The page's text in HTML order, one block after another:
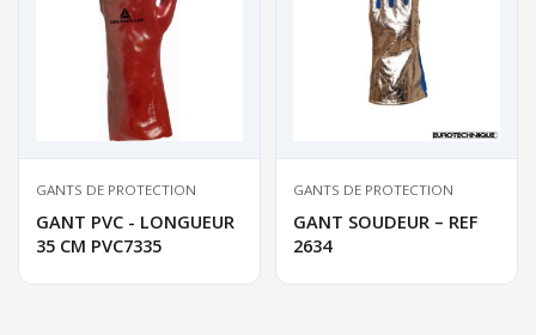
GANTS DE PROTECTION
GANT PVC - LONGUEUR
35 CM PVC7335
GANTS DE PROTECTION
GANT SOUDEUR – REF
2634